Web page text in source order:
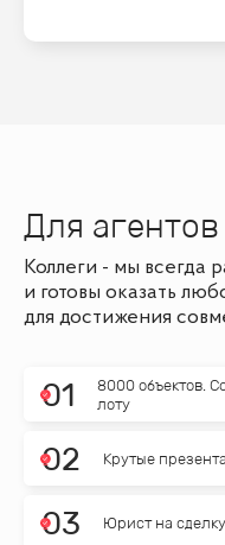
Для
Коллеги - мы всегда
и готовы оказать
для достижения
01
8000 объектов.
лоту
02 Крутые
03 Юрист на